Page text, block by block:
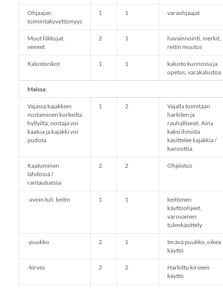
Ohjaajan
toimintakyvyttömyys
1 1 varaohjaajat
Muut liikkujat,
veneet
2 1
havainnointi, merkit,
reitin muutos
Kalustorikot 1 1
kalusto kunnossa ja
opetus, varakalustoa
Maissa:
Vajassa kajakkien
nostaminen korkeilta
hyllyiltä, nostaja voi
kaatua ja kajakki voi
pudota
1 2
Vajalla toimitaan
harkiten ja
rauhallisesti. Aina
kaksi ihmistä
käsittelee kajakkia /
kanoottia.
Kaatuminen
lähdössä /
rantautuessa
2 2 Ohjeistus
-avoin tuli, keitin 1 1
keittimen
käyttöohjeet,
varovainen
tulenkäsittely
-puukko 2 1
terävä puukko, oikea
käyttö
-kirves 2 2
Harkittu kirveen
käyttö